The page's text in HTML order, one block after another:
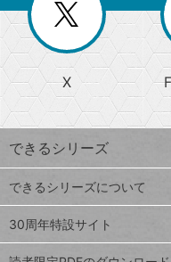
じ
る
search
検
索
上
昇
ワ
ー
ド
Google
スプレ
ッドシ
閉
じ
る
ー
か
ら
探
す
ト
ッ
プ
X
できるシリーズ
できるシリーズについて
30周年特設サイト